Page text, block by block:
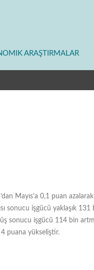
ARAŞTIRMALAR
Mayıs’a 0,1 puan
sonucu işgücü yaklaşık
sonucu işgücü 114 bin
4 puana yükseliştir.